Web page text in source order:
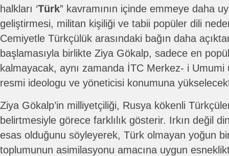
halkları ‘Türk” kavramının içinde emmeye daha
geliştirmesi, militan kişiliği ve tabii popüler dili
Cemiyetle Türkçülük arasındaki bağın daha
başlamasıyla birlikte Ziya Gökalp, sadece en
kalmayacak, aynı zamanda İTC Merkez- i
resmi ideologu ve yöneticisi konumuna
Ziya Gökalp’in milliyetçiliği, Rusya kökenli
belirtmesiyle görece farklılık gösterir. Irkın değil
esas olduğunu söyleyerek, Türk olmayan yoğun
toplumunun asimilasyonu amacına uygun